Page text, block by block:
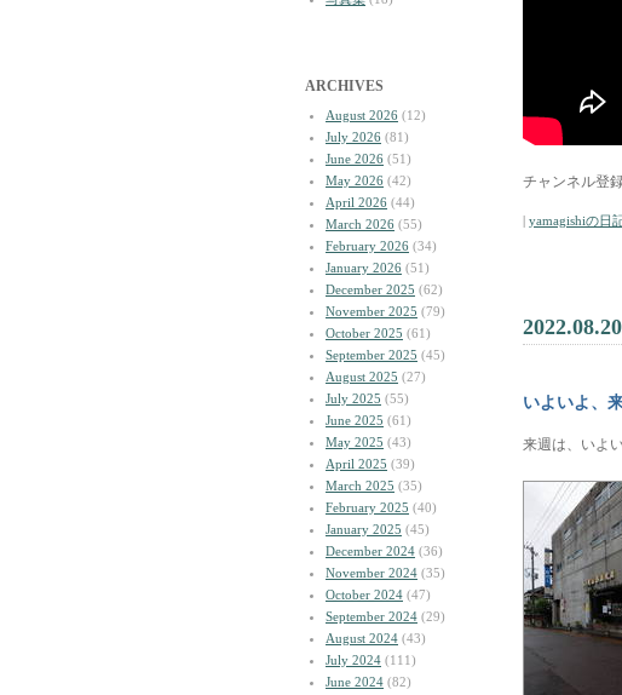
ARCHIVES
August 2026 (12)
July 2026 (81)
June 2026 (51)
May 2026 (42)
April 2026 (44)
March 2026 (55)
February 2026 (34)
January 2026 (51)
December 2025 (62)
November 2025 (79)
October 2025 (61)
September 2025 (45)
August 2025 (27)
July 2025 (55)
June 2025 (61)
May 2025 (43)
April 2025 (39)
March 2025 (35)
February 2025 (40)
January 2025 (45)
December 2024 (36)
November 2024 (35)
October 2024 (47)
September 2024 (29)
August 2024 (43)
July 2024 (111)
June 2024 (82)
チャンネル登
| yamagishiの日
いよいよ、
来週は、いよ